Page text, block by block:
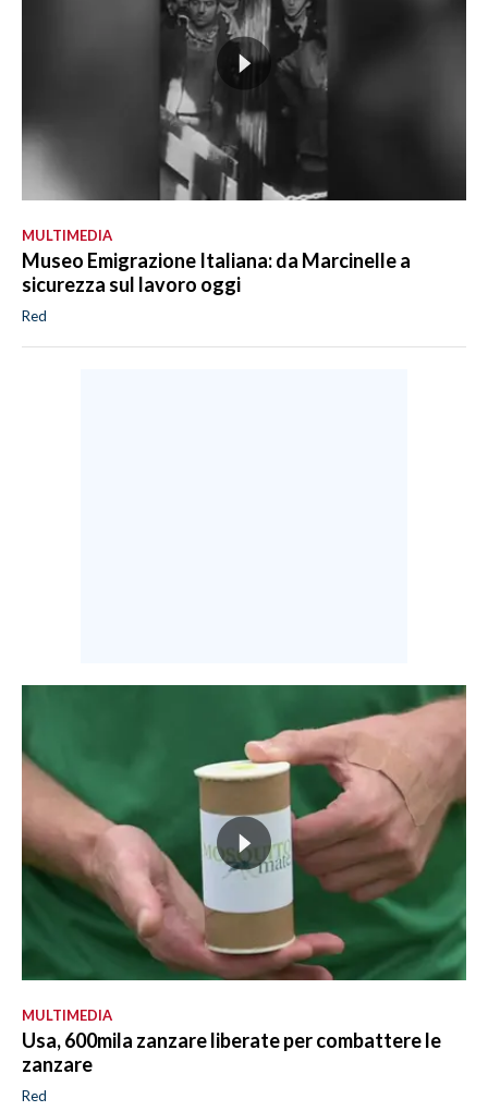
MULTIMEDIA
Museo Emigrazione Italiana: da Marcinelle a
sicurezza sul lavoro oggi
Red
MULTIMEDIA
Usa, 600mila zanzare liberate per combattere le
zanzare
Red